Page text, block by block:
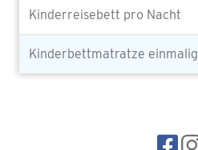
Kinderreisebett pro Nacht
Kinderbettmatratze einmalig